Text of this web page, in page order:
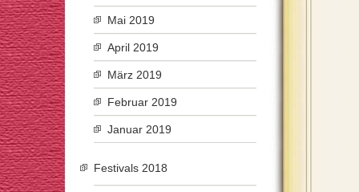
Mai 2019
April 2019
März 2019
Februar 2019
Januar 2019
Festivals 2018